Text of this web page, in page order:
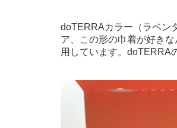
doTERRAカラー（ラベン
ア、この形の巾着が好き
用しています。doTERRA